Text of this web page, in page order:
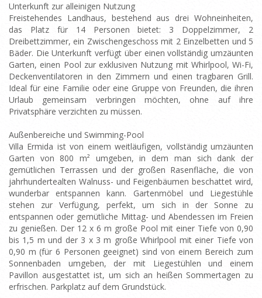
Unterkunft zur alleinigen Nutzung
Freistehendes Landhaus, bestehend aus drei Wohneinheiten,
das Platz für 14 Personen bietet: 3 Doppelzimmer, 2
Dreibettzimmer, ein Zwischengeschoss mit 2 Einzelbetten und 5
Bäder. Die Unterkunft verfügt über einen vollständig umzäunten
Garten, einen Pool zur exklusiven Nutzung mit Whirlpool, Wi-Fi,
Deckenventilatoren in den Zimmern und einen tragbaren Grill.
Ideal für eine Familie oder eine Gruppe von Freunden, die ihren
Urlaub gemeinsam verbringen möchten, ohne auf ihre
Privatsphäre verzichten zu müssen.
Außenbereiche und Swimming-Pool
Villa Ermida ist von einem weitläufigen, vollständig umzäunten
Garten von 800 m² umgeben, in dem man sich dank der
gemütlichen Terrassen und der großen Rasenfläche, die von
jahrhundertealten Walnuss- und Feigenbäumen beschattet wird,
wunderbar entspannen kann. Gartenmöbel und Liegestühle
stehen zur Verfügung, perfekt, um sich in der Sonne zu
entspannen oder gemütliche Mittag- und Abendessen im Freien
zu genießen. Der 12 x 6 m große Pool mit einer Tiefe von 0,90
bis 1,5 m und der 3 x 3 m große Whirlpool mit einer Tiefe von
0,90 m (für 6 Personen geeignet) sind von einem Bereich zum
Sonnenbaden umgeben, der mit Liegestühlen und einem
Pavillon ausgestattet ist, um sich an heißen Sommertagen zu
erfrischen. Parkplatz auf dem Grundstück.